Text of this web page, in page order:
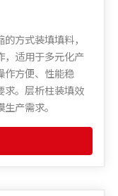
方式装填填料，
，适用于多元化产
作方便、性能稳
求。层析柱装填效
产需求。